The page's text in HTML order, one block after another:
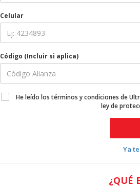
Celular
Código (Incluir si aplica)
He leído los términos y condiciones de
ley de
Ya
¿QUÉ